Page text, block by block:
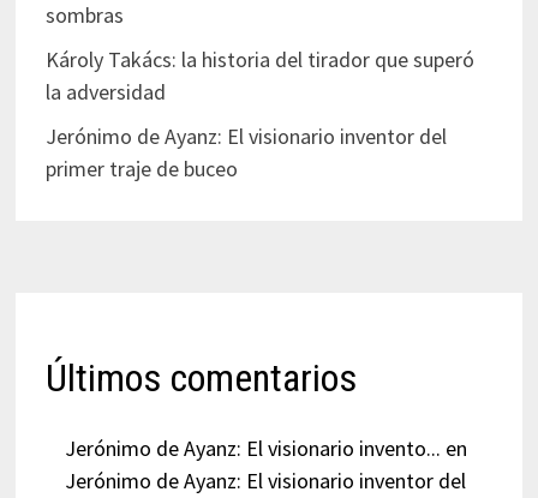
sombras
Károly Takács: la historia del tirador que superó
la adversidad
Jerónimo de Ayanz: El visionario inventor del
primer traje de buceo
Últimos comentarios
Jerónimo de Ayanz: El visionario invento... en
Jerónimo de Ayanz: El visionario inventor del